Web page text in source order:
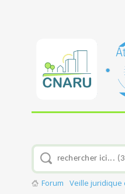
Forum Veille juridique